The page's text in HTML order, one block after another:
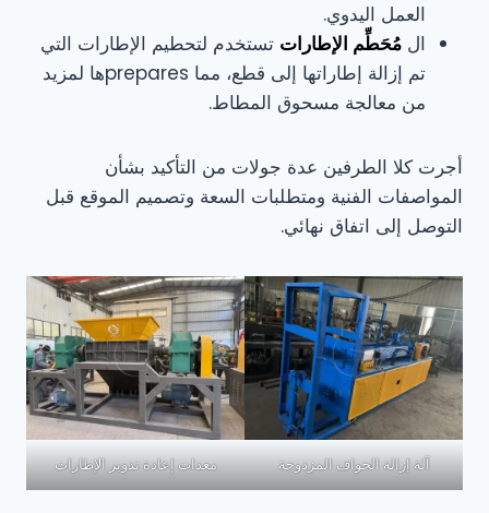
العمل اليدوي.
ال مُحَطِّم الإطارات تستخدم لتحطيم الإطارات التي
تم إزالة إطاراتها إلى قطع، مما preparesها لمزيد
من معالجة مسحوق المطاط.
أجرت كلا الطرفين عدة جولات من التأكيد بشأن
المواصفات الفنية ومتطلبات السعة وتصميم الموقع قبل
التوصل إلى اتفاق نهائي.
آلة إزالة الحواف المزدوجة معدات إعادة تدوير الإطارات